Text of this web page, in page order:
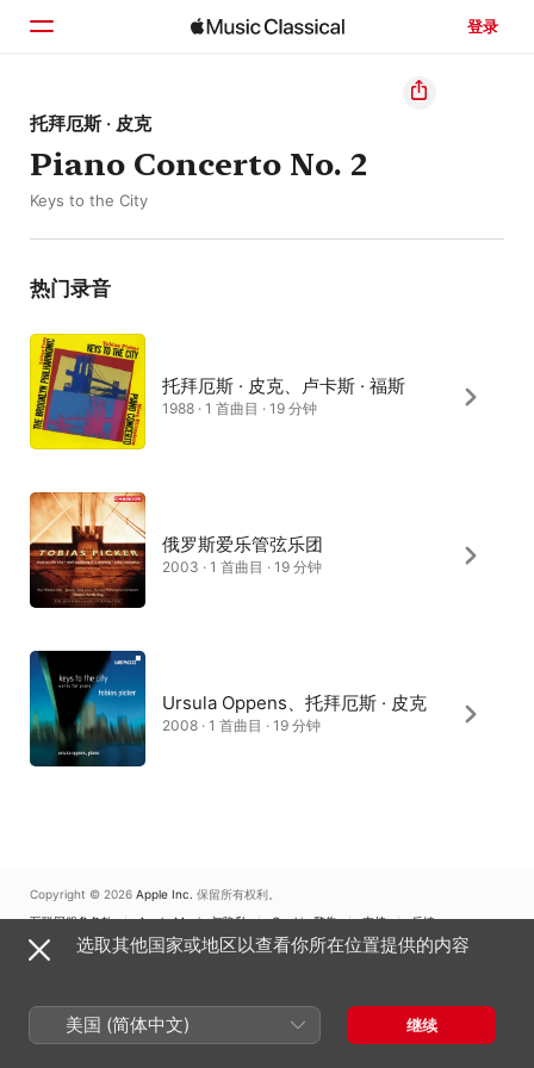
登录
主页
浏览
托拜厄斯 · 皮克
Piano Concerto No. 2
Keys to the City
热门录音
托拜厄斯 · 皮克、卢卡斯 · 福斯
1988 · 1 首曲目 · 19 分钟
俄罗斯爱乐管弦乐团
2003 · 1 首曲目 · 19 分钟
Ursula Oppens、托拜厄斯 · 皮克
2008 · 1 首曲目 · 19 分钟
Copyright © 2026 Apple Inc. 保留所有权利。
互联网服务条款
Apple Music 与隐私 Cookie 警告 支持 反馈
选取其他国家或地区以查看你所在位置提供的内容
美国 (简体中文) 继续